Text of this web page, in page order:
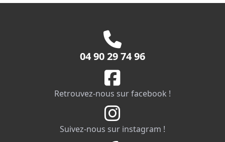
04 90 29 74 96
Retrouvez-nous sur facebook !
Suivez-nous sur instagram !